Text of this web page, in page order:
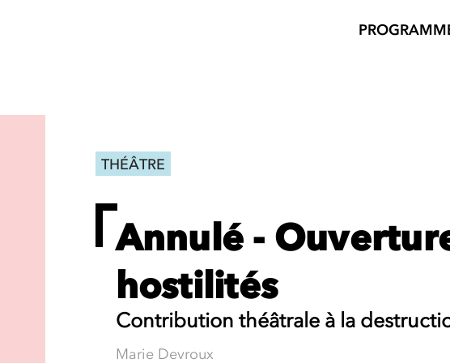
THÉÂTRE
Annulé -
hostilités
Contribution théâtrale à la
Marie Devroux